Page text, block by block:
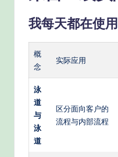
我每天都在使
概
念
实际应用
泳
道
与
泳
道
区分面向客户的
流程与内部流程